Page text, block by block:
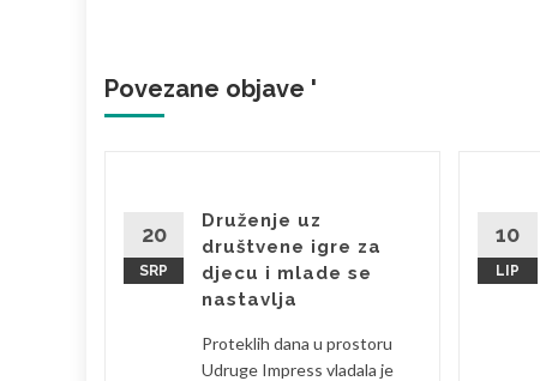
Povezane objave '
20
SRP
Druženje uz
društvene igre za
djecu i mlade se
nastavlja
Proteklih dana u prostoru
Udruge Impress vladala je
10
LIP